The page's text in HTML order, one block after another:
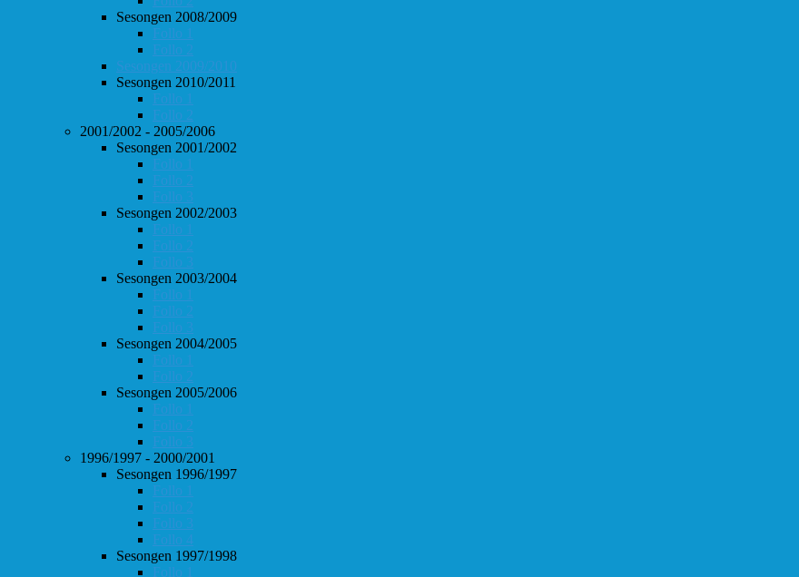
Sesongen 2008/2009
Follo 1
Follo 2
Sesongen 2009/2010
Sesongen 2010/2011
Follo 1
Follo 2
2001/2002 - 2005/2006
Sesongen 2001/2002
Follo 1
Follo 2
Follo 3
Sesongen 2002/2003
Follo 1
Follo 2
Follo 3
Sesongen 2003/2004
Follo 1
Follo 2
Follo 3
Sesongen 2004/2005
Follo 1
Follo 2
Sesongen 2005/2006
Follo 1
Follo 2
Follo 3
1996/1997 - 2000/2001
Sesongen 1996/1997
Follo 1
Follo 2
Follo 3
Follo 4
Sesongen 1997/1998
Follo 1